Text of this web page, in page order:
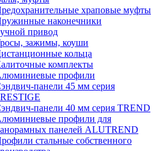
храповые муфты
наконечники
привод
зажимы, коуши
кольца
комплекты
профили
панели 45 мм серия
панели 40 мм серия TREND
профили для
панелей ALUTREND
стальные собственного